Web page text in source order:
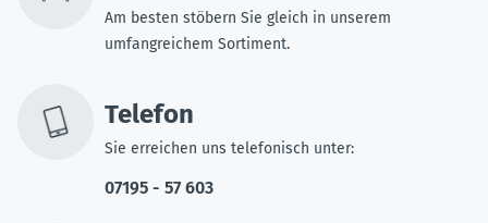
Am besten stöbern Sie gleich in unserem
umfangreichem Sortiment.
Telefon
Sie erreichen uns telefonisch unter:
07195 - 57 603